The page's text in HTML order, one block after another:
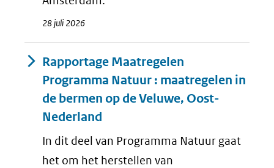
28 juli 2026
Rapportage Maatregelen
Programma Natuur : maatregelen in
de bermen op de Veluwe, Oost-
Nederland
In dit deel van Programma Natuur gaat
het om het herstellen van